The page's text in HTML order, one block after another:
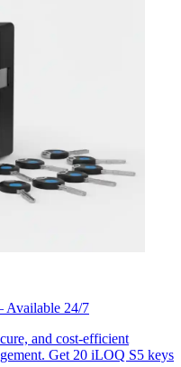
Available 24/7
and cost-efficient
Get 20 iLOQ S5 keys